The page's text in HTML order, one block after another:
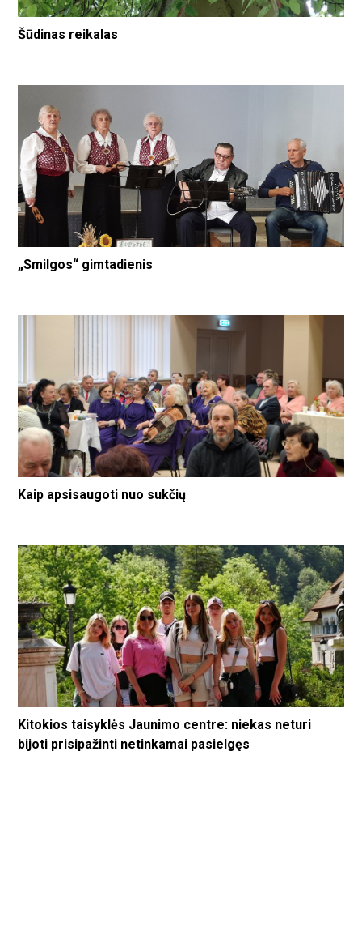
Šūdinas reikalas
„Smilgos“ gimtadienis
Kaip apsisaugoti nuo sukčių
Kitokios taisyklės Jaunimo centre: niekas neturi
bijoti prisipažinti netinkamai pasielgęs